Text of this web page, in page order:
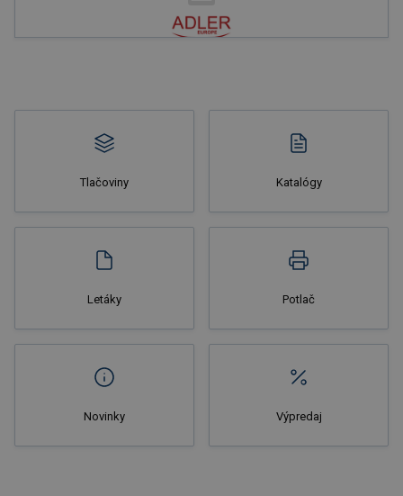
Tlačoviny Katalógy
Letáky Potlač
Novinky Výpredaj